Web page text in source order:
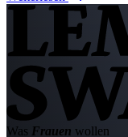
Was Frauen wollen